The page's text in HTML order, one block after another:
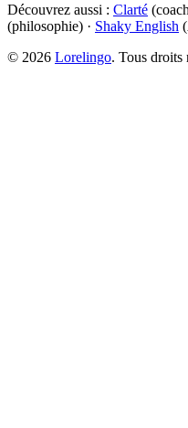
Découvrez aussi : Clarté
(philosophie) · Shaky English
© 2026 Lorelingo. Tous droits